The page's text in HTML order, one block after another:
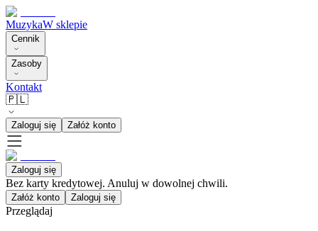
MuzykaW sklepie
Cennik
Zasoby
Kontakt
🇵🇱
Zaloguj się Załóż konto
Zaloguj się
Bez karty kredytowej. Anuluj w dowolnej chwili.
Załóż konto Zaloguj się
Przeglądaj